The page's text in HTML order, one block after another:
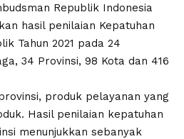
Republik Indonesia
hasil penilaian Kepatuhan
Tahun 2021 pada 24
34 Provinsi, 98 Kota dan 416
produk pelayanan yang
Hasil penilaian kepatuhan
menunjukkan sebanyak